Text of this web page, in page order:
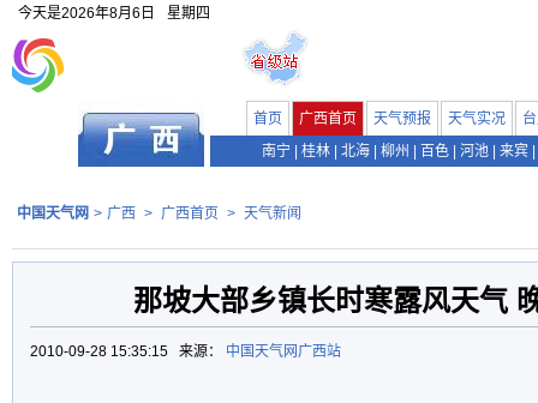
今天是2026年8月6日 星期四
首页 广西首页 天气预报 天气实况
南宁
桂林 北海 柳州 百色 河池 来宾
中国天气网 > 广西 > 广西首页 > 天气新闻
那坡大部乡镇长时寒露风天气
2010-09-28 15:35:15 来源： 中国天气网广西站